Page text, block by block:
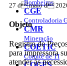
Bombeiros
CGE
Controladoria
CMR
Mineração
COETIC
Comitê de TI
27 d maio d 2026
Objeto
Registro de
para impressora
atender às